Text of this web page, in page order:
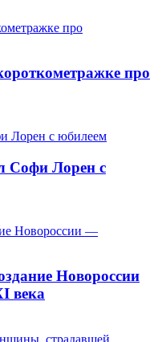
про
Софи Лорен с
Новороссии
века